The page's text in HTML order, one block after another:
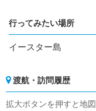
行ってみたい場所
イースター島
渡航・訪問履歴
拡大ボタンを押すと地図